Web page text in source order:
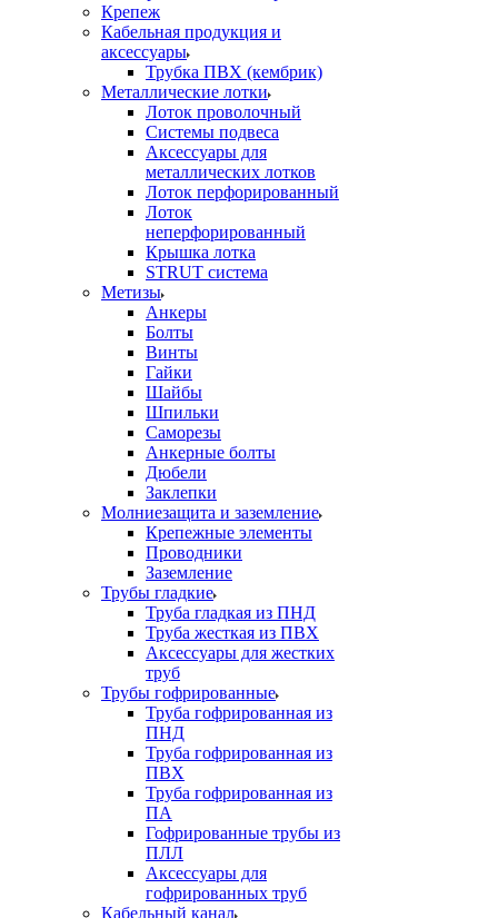
Крепеж
Кабельная продукция и
аксессуары
Трубка ПВХ (кембрик)
Металлические лотки
Лоток проволочный
Системы подвеса
Аксессуары для
металлических лотков
Лоток перфорированный
Лоток
неперфорированный
Крышка лотка
STRUT система
Метизы
Анкеры
Болты
Винты
Гайки
Шайбы
Шпильки
Саморезы
Анкерные болты
Дюбели
Заклепки
Молниезащита и заземление
Крепежные элементы
Проводники
Заземление
Трубы гладкие
Труба гладкая из ПНД
Труба жесткая из ПВХ
Аксессуары для жестких
труб
Трубы гофрированные
Труба гофрированная из
ПНД
Труба гофрированная из
ПВХ
Труба гофрированная из
ПА
Гофрированные трубы из
ПЛЛ
Аксессуары для
гофрированных труб
Кабельный канал